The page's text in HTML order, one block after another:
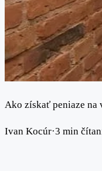
Ako získať peniaze na
Ivan Kocúr·3 min